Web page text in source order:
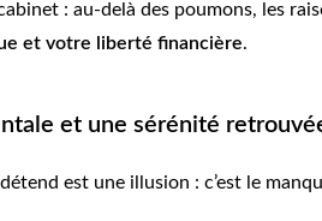
: au-delà des poumons, les
et votre liberté financière.
et une sérénité
est une illusion : c’est le